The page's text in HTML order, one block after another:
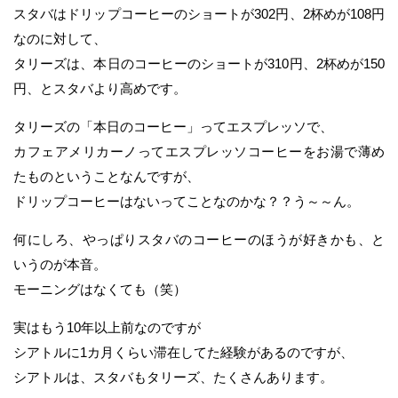
スタバはドリップコーヒーのショートが302円、2杯めが108円
なのに対して、
タリーズは、本日のコーヒーのショートが310円、2杯めが150
円、とスタバより高めです。
タリーズの「本日のコーヒー」ってエスプレッソで、
カフェアメリカーノってエスプレッソコーヒーをお湯で薄め
たものということなんですが、
ドリップコーヒーはないってことなのかな？？う～～ん。
何にしろ、やっぱりスタバのコーヒーのほうが好きかも、と
いうのが本音。
モーニングはなくても（笑）
実はもう10年以上前なのですが
シアトルに1カ月くらい滞在してた経験があるのですが、
シアトルは、スタバもタリーズ、たくさんあります。